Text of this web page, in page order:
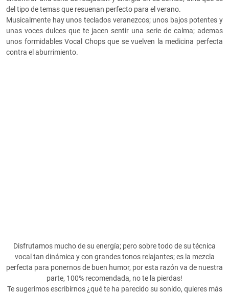
del tipo de temas que resuenan perfecto para el verano.
Musicalmente hay unos teclados veranezcos; unos bajos potentes y
unas voces dulces que te jacen sentir una serie de calma; ademas
unos formidables Vocal Chops que se vuelven la medicina perfecta
contra el aburrimiento.
Disfrutamos mucho de su energía; pero sobre todo de su técnica
vocal tan dinámica y con grandes tonos relajantes; es la mezcla
perfecta para ponernos de buen humor, por esta razón va de nuestra
parte, 100% recomendada, no te la pierdas!
Te sugerimos escribirnos ¿qué te ha parecido su sonido, quieres más